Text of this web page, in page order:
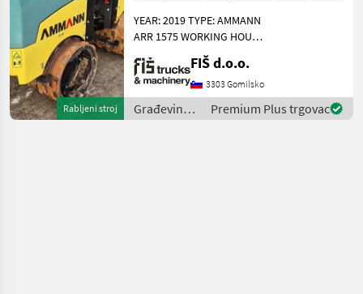
Rabljeni stroj
YEAR: 2019 TYPE: AMMANN
ARR 1575 WORKING HOURS:
620 ENGINE: DIESEL
YANMAR - 14.6KW WEIGHT
1340KG DRUM WIDTH 64CM
QUICK AND SLOW MOVING
SPEED 2 LEVELS OF VIBRA
FIŠ d.o.o.
3303 Gomilsko
Građevinski
strojevi /
Premium Plus trgovac